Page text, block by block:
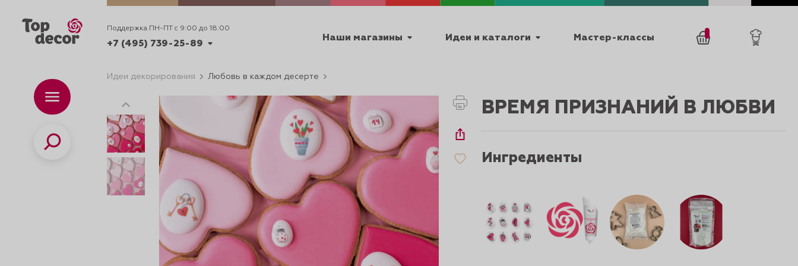
Поддержка ПН-ПТ с 9:00 до 18:00
+7 (495) 739-25-89
+7 (495) 739-62-70
+7 (495) 739-25-89
Время работы
ПН-ПТ с 9:00 до 18:00
Наши магазины Идеи и каталоги
ИДЕИ
ДЕКОРИРОВАНИЯ
ТЕХНИЧЕСКИЕ
УРОКИ КАТАЛОГИ
Мастер-классы
Каталог
Поиск
Идеи декорирования Любовь в каждом десерте
ВРЕМЯ ПРИЗНАНИЙ В ЛЮБВИ
Ингредиенты